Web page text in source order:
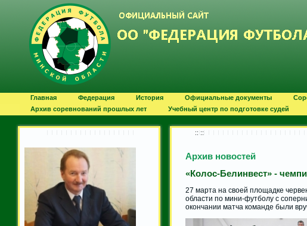
Главная Федерация История Официальные документы
Архив соревнований прошлых лет
Учебный центр по подготовке судей
:: ::
Архив новостей
«Колос-Белинвест» -
27 марта на своей площадке
области по мини-футболу с
окончании матча команде были